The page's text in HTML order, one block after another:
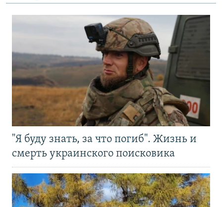
"Я буду знать, за что погиб". Жизнь и
смерть украинского поисковика